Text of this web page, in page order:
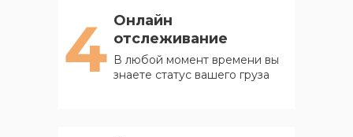
4 Онлайн
отслеживание
В любой момент времени вы
знаете статус вашего груза